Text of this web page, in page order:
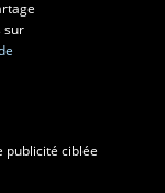
sur
publicité ciblée